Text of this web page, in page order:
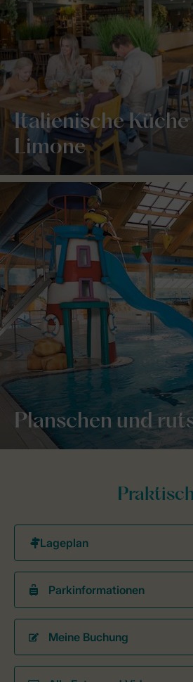
Italienische Küche
Limone
Planschen und
Parkinformationen
Meine Buchung